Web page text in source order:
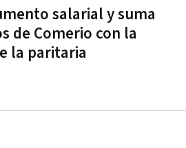
salarial y suma
de Comerio con la
la paritaria